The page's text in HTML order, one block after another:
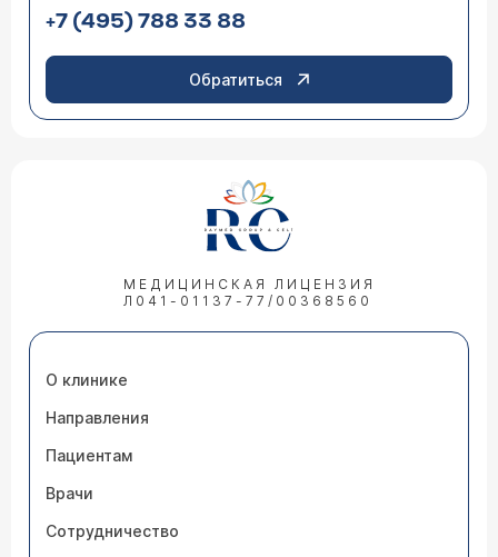
+7 (495) 788 33 88
Обратиться
МЕДИЦИНСКАЯ ЛИЦЕНЗИЯ
Л041-01137-77/00368560
О клинике
Направления
Пациентам
Врачи
Сотрудничество